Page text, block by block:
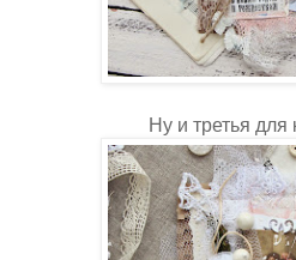
Ну и третья для